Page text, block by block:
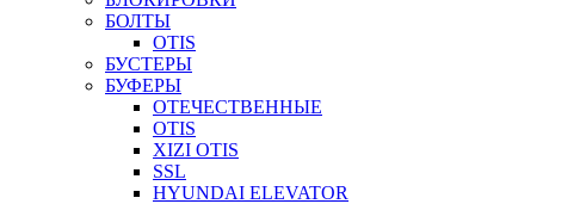
БОЛТЫ
OTIS
БУСТЕРЫ
БУФЕРЫ
ОТЕЧЕСТВЕННЫЕ
OTIS
XIZI OTIS
SSL
HYUNDAI ELEVATOR